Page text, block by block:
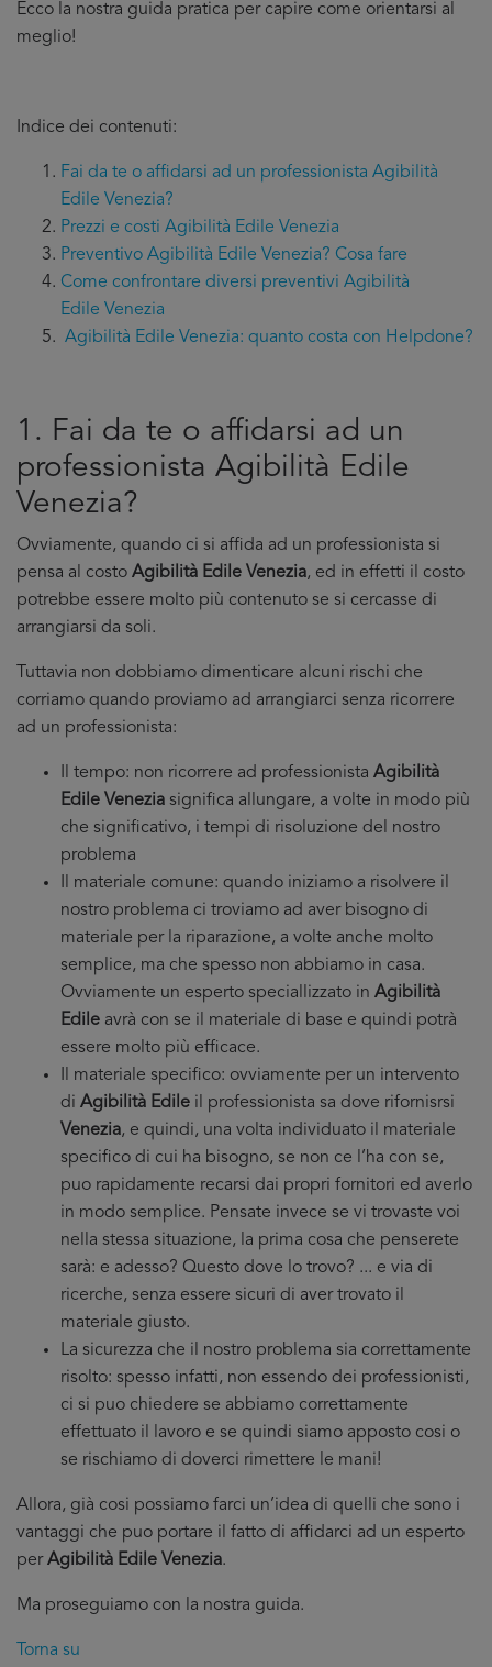
Ecco la nostra guida pratica per capire come orientarsi al
meglio!
Indice dei contenuti:
Fai da te o affidarsi ad un professionista Agibilità
Edile Venezia?
Prezzi e costi Agibilità Edile Venezia
Preventivo Agibilità Edile Venezia? Cosa fare
Come confrontare diversi preventivi Agibilità
Edile Venezia
Agibilità Edile Venezia: quanto costa con Helpdone?
1. Fai da te o affidarsi ad un
professionista Agibilità Edile
Venezia?
Ovviamente, quando ci si affida ad un professionista si
pensa al costo Agibilità Edile Venezia, ed in effetti il costo
potrebbe essere molto più contenuto se si cercasse di
arrangiarsi da soli.
Tuttavia non dobbiamo dimenticare alcuni rischi che
corriamo quando proviamo ad arrangiarci senza ricorrere
ad un professionista:
Il tempo: non ricorrere ad professionista Agibilità
Edile Venezia significa allungare, a volte in modo più
che significativo, i tempi di risoluzione del nostro
problema
Il materiale comune: quando iniziamo a risolvere il
nostro problema ci troviamo ad aver bisogno di
materiale per la riparazione, a volte anche molto
semplice, ma che spesso non abbiamo in casa.
Ovviamente un esperto speciallizzato in Agibilità
Edile avrà con se il materiale di base e quindi potrà
essere molto più efficace.
Il materiale specifico: ovviamente per un intervento
di Agibilità Edile il professionista sa dove rifornisrsi
Venezia, e quindi, una volta individuato il materiale
specifico di cui ha bisogno, se non ce l’ha con se,
puo rapidamente recarsi dai propri fornitori ed averlo
in modo semplice. Pensate invece se vi trovaste voi
nella stessa situazione, la prima cosa che penserete
sarà: e adesso? Questo dove lo trovo? ... e via di
ricerche, senza essere sicuri di aver trovato il
materiale giusto.
La sicurezza che il nostro problema sia correttamente
risolto: spesso infatti, non essendo dei professionisti,
ci si puo chiedere se abbiamo correttamente
effettuato il lavoro e se quindi siamo apposto cosi o
se rischiamo di doverci rimettere le mani!
Allora, già cosi possiamo farci un’idea di quelli che sono i
vantaggi che puo portare il fatto di affidarci ad un esperto
perAgibilità Edile Venezia.
Ma proseguiamo con la nostra guida.
Torna su